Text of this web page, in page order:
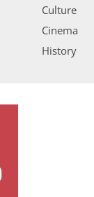
Culture
Cinema
History